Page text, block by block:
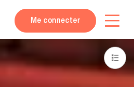
Me connecter